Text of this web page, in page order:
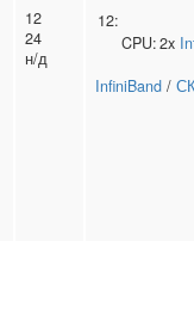
12
24
н/д
12:
CPU:2x
InfiniBand /